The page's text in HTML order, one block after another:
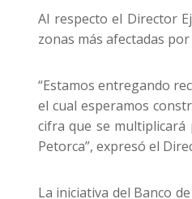
Al respecto el Director
zonas más afectadas
“Estamos entregando
el cual esperamos
cifra que se
Petorca”, expresó el
La iniciativa del Banco